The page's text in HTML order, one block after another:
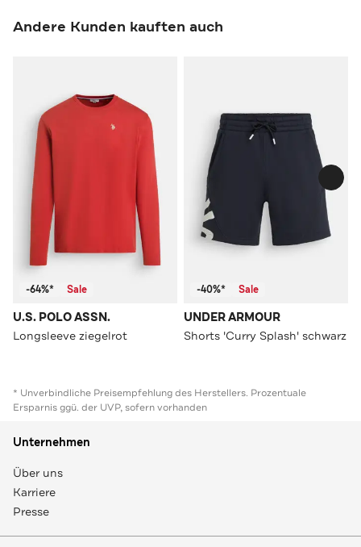
Andere Kunden kauften auch
-64%* Sale
U.S. POLO ASSN.
Longsleeve ziegelrot
-40%* Sale
UNDER ARMOUR
Shorts 'Curry Splash' schwarz
* Unverbindliche Preisempfehlung des Herstellers. Prozentuale
Ersparnis ggü. der UVP, sofern vorhanden
Unternehmen
Über uns
Karriere
Presse